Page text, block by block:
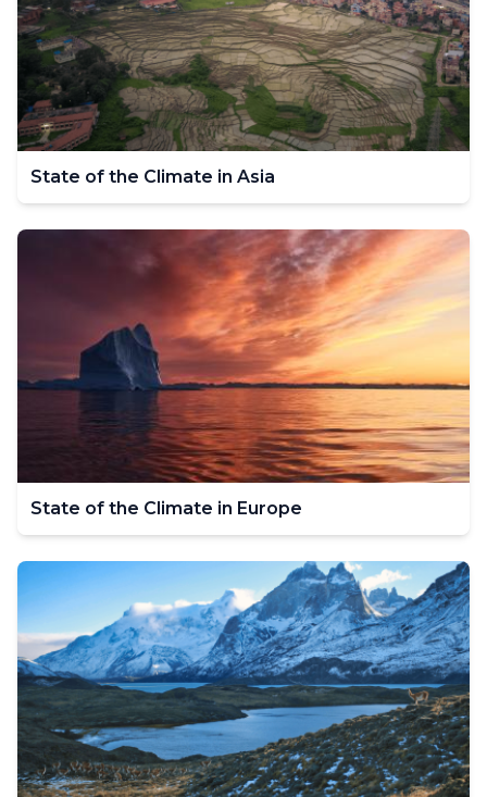
State of the Climate in Asia
State of the Climate in Europe